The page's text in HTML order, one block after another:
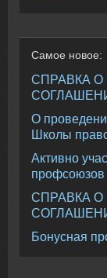
Самое новое:
СПРАВКА
О
Школы
Активно
профсоюзов
СПРАВКА
Бонусная